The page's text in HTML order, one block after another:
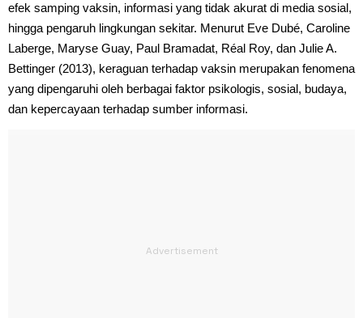
efek samping vaksin, informasi yang tidak akurat di media sosial,
hingga pengaruh lingkungan sekitar. Menurut Eve Dubé, Caroline
Laberge, Maryse Guay, Paul Bramadat, Réal Roy, dan Julie A.
Bettinger (2013), keraguan terhadap vaksin merupakan fenomena
yang dipengaruhi oleh berbagai faktor psikologis, sosial, budaya,
dan kepercayaan terhadap sumber informasi.